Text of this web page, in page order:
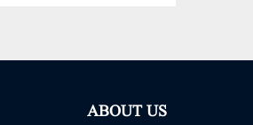
ABOUT US